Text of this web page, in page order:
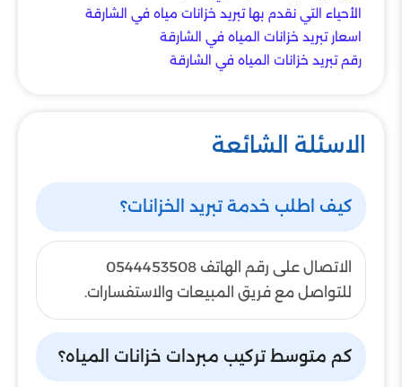
الأحياء التي نقدم بها تبريد خزانات مياه في الشارقة
اسعار تبريد خزانات المياه في الشارقة
رقم تبريد خزانات المياه في الشارقة
الاسئلة الشائعة
كيف اطلب خدمة تبريد الخزانات؟
الاتصال على رقم الهاتف 0544453508
للتواصل مع فريق المبيعات والاستفسارات.
كم متوسط تركيب مبردات خزانات المياه؟